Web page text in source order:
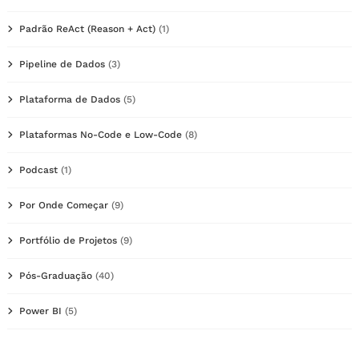
Padrão ReAct (Reason + Act) (1)
Pipeline de Dados (3)
Plataforma de Dados (5)
Plataformas No-Code e Low-Code (8)
Podcast (1)
Por Onde Começar (9)
Portfólio de Projetos (9)
Pós-Graduação (40)
Power BI (5)